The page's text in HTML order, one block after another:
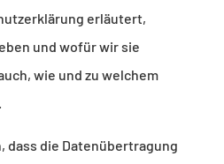
erläutert,
und wofür wir sie
wie und zu welchem
dass die Datenübertragung